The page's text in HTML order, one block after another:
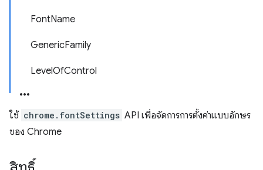
FontName
GenericFamily
LevelOfControl
ใช้ chrome.fontSettings API เพื่อจัดการการตั้งค่าแบบอักษร
ของ Chrome